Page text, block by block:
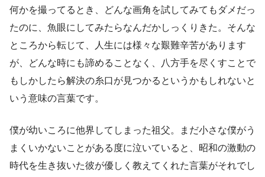
何かを撮ってるとき、どんな画角を試してみてもダメだっ
たのに、魚眼にしてみたらなんだかしっくりきた。そんな
ところから転じて、人生には様々な艱難辛苦があります
が、どんな時にも諦めることなく、八方手を尽くすことで
もしかしたら解決の糸口が見つかるというかもしれないと
いう意味の言葉です。
僕が幼いころに他界してしまった祖父。まだ小さな僕がう
まくいかないことがある度に泣いていると、昭和の激動の
時代を生き抜いた彼が優しく教えてくれた言葉がそれでし